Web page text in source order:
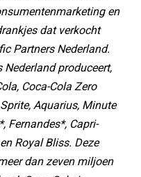
en
dat verkocht
Partners Nederland.
Nederland produceert,
Coca-Cola Zero
Aquarius, Minute
Fernandes*, Capri-
Royal Bliss. Deze
dan zeven miljoen